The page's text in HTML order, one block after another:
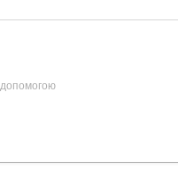
допомогою